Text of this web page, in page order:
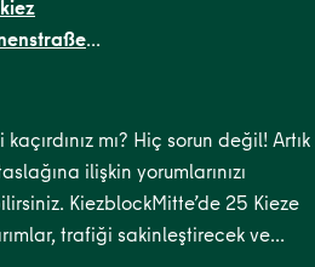
West ,Ottopark,Rosa-
,Schillerpark
Kiez West,Stephankiez,TR
,Wilsnacker Straße
mı? Hiç sorun değil! Artık
ilişkin yorumlarınızı
KiezblockMitte’de 25 Kieze
trafiği sakinleştirecek ve…